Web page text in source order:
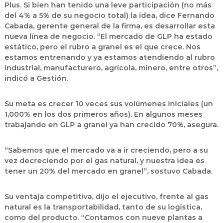
Plus. Si bien han tenido una leve participación (no más
del 4% a 5% de su negocio total) la idea, dice Fernando
Cabada, gerente general de la firma, es desarrollar esta
nueva línea de negocio. “El mercado de GLP ha estado
estático, pero el rubro a granel es el que crece. Nos
estamos entrenando y ya estamos atendiendo al rubro
industrial, manufacturero, agrícola, minero, entre otros”,
indicó a Gestión.
Su meta es crecer 10 veces sus volúmenes iniciales (un
1,000% en los dos primeros años). En algunos meses
trabajando en GLP a granel ya han crecido 70%, asegura.
“Sabemos que el mercado va a ir creciendo, pero a su
vez decreciendo por el gas natural, y nuestra idea es
tener un 20% del mercado en granel”, sostuvo Cabada.
Su ventaja competitiva, dijo el ejecutivo, frente al gas
natural es la transportabilidad, tanto de su logística,
como del producto. “Contamos con nueve plantas a